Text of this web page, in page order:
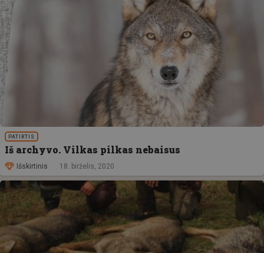
PATIRTIS
Iš archyvo. Vilkas pilkas nebaisus
Išskirtinis 18. birželis, 2020